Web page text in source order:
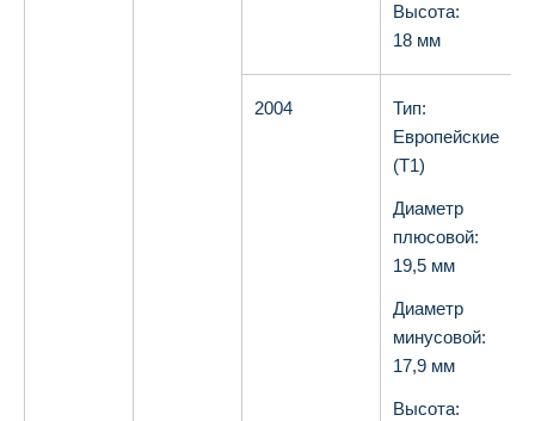
Высота:
18 мм
2004
Тип:
Европейские
(T1)
Диаметр
плюсовой:
19,5 мм
Диаметр
минусовой:
17,9 мм
Высота: